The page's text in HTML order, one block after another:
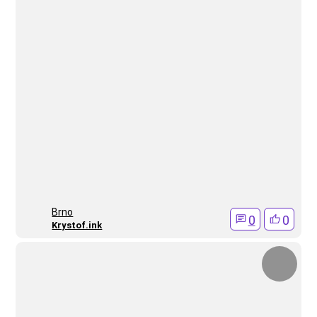
Brno
Krystof.ink 0 0